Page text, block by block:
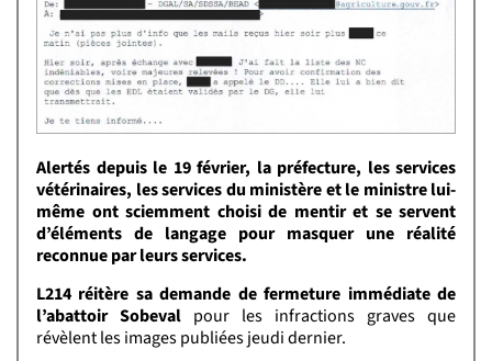
Alertés depuis le 19 février, la préfecture, les services
vétérinaires, les services du ministère et le ministre lui-
même ont sciemment choisi de mentir et se servent
d’éléments de langage pour masquer une réalité
reconnue par leurs services.
L214 réitère sa demande de fermeture immédiate de
l’abattoir Sobeval pour les infractions graves que
révèlent les images publiées jeudi dernier.